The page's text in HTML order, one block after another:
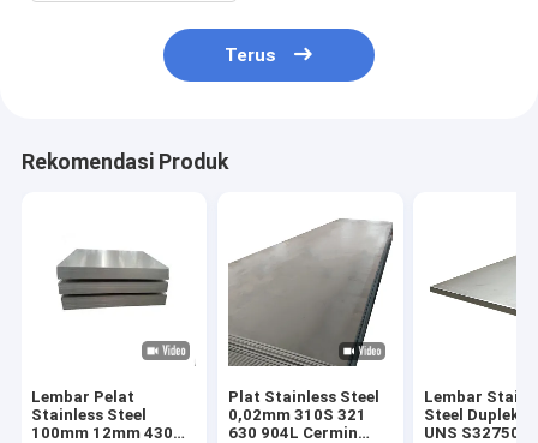
Terus
Rekomendasi Produk
Lembar Pelat
Stainless Steel
100mm 12mm 430
Plat Stainless Steel
0,02mm 310S 321
630 904L Cermin
Lembar
Steel Dupleks
UNS S32750